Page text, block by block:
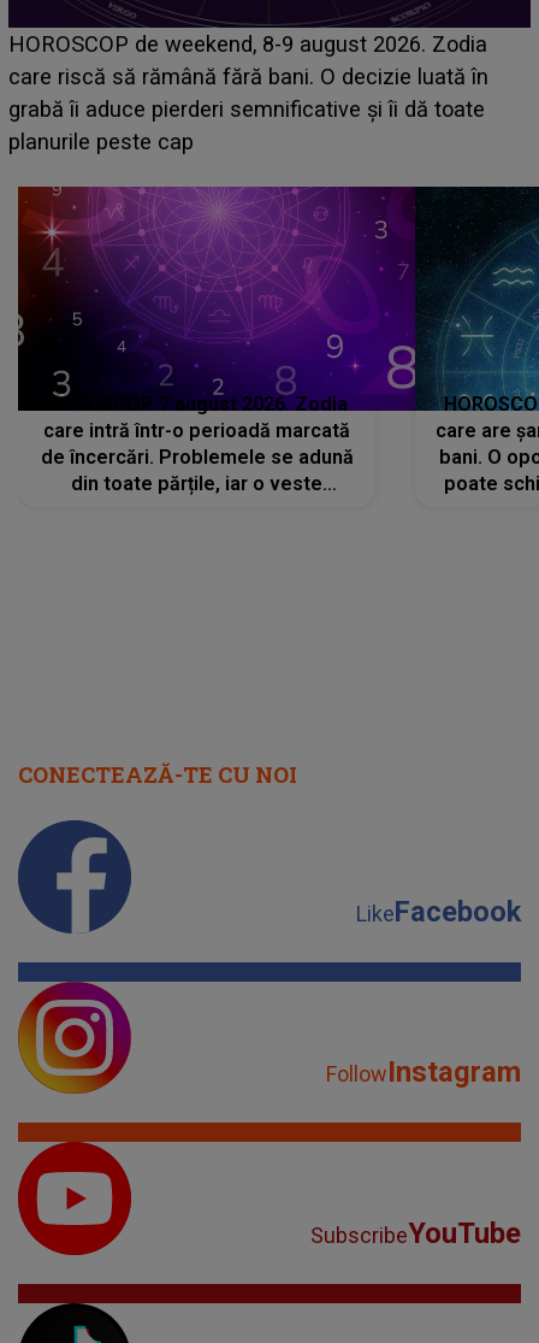
Emanuel a ținut ACEST DETALIU ASCUNS până
acum! În fața Alexandrei, concurentul din Casa Iubirii
face o MĂRTURISIRE NEAȘTEPTATĂ despre mama
sa: "I-am spus și ei în față, eu nu te iubesc pentru
HOROSCOP 7 august 2026. Zodia
care intră într-o perioadă marcată
de încercări. Problemele se adună
din toate părțile, iar o veste
care are
bani. O
poate
CONECTEAZĂ-TE CU NOI
LikeFacebook
FollowInstagram
SubscribeYouTube